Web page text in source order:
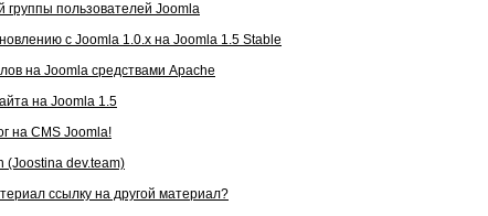
группы пользователей Joomla
с Joomla 1.0.x на Joomla 1.5 Stable
на Joomla средствами Apache
на Joomla 1.5
на CMS Joomla!
(Joostina dev.team)
ссылку на другой материал?